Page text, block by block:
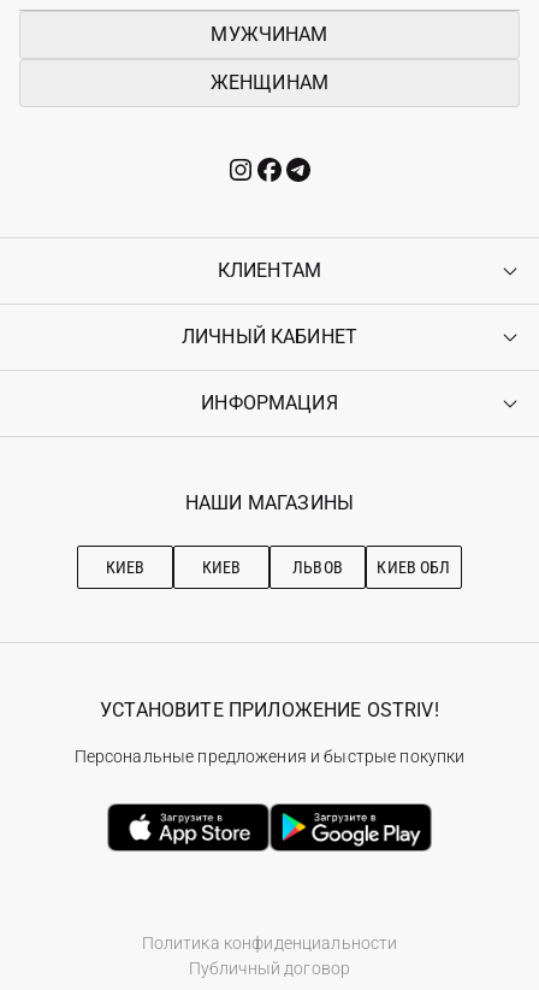
МУЖЧИНАМ
ЖЕНЩИНАМ
КЛИЕНТАМ
Контакты
Возврат
Гарантия
ЛИЧНЫЙ КАБИНЕТ
Войти
Ostriv Club+
ИНФОРМАЦИЯ
Наши магазини
Рекомендации по уходу
НАШИ МАГАЗИНЫ
КИЕВ КИЕВ ЛЬВОВ КИЕВ ОБЛ
Политика конфиденциальности
Публичный договор
УСТАНОВИТЕ ПРИЛОЖЕНИЕ OSTRIV!
Персональные предложения и быстрые покупки